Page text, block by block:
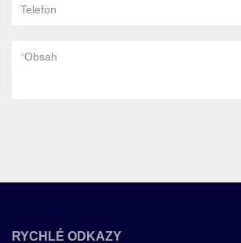
Telefon
*Obsah
RYCHLÉ ODKAZY